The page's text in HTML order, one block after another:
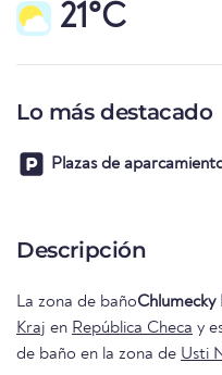
21°C
Lo más destacado
Plazas de
Descripción
La zona de bañoChlumecky
Kraj en República Checa y
de baño en la zona de Usti